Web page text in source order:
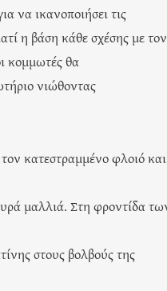
να ικανοποιήσει τις
η βάση κάθε σχέσης με τον
κομμωτές θα
νιώθοντας
κατεστραμμένο φλοιό και
μαλλιά. Στη φροντίδα
στους βολβούς της